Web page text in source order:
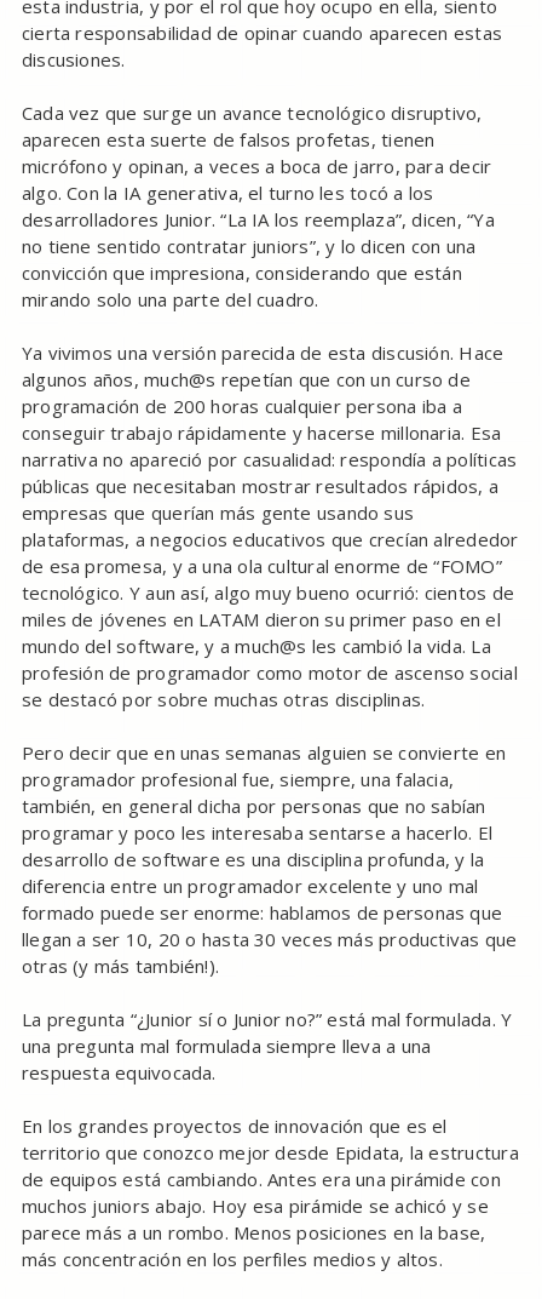
esta industria, y por el rol que hoy ocupo en ella, siento
cierta responsabilidad de opinar cuando aparecen estas
discusiones.
Cada vez que surge un avance tecnológico disruptivo,
aparecen esta suerte de falsos profetas, tienen
micrófono y opinan, a veces a boca de jarro, para decir
algo. Con la IA generativa, el turno les tocó a los
desarrolladores Junior. “La IA los reemplaza”, dicen, “Ya
no tiene sentido contratar juniors”, y lo dicen con una
convicción que impresiona, considerando que están
mirando solo una parte del cuadro.
Ya vivimos una versión parecida de esta discusión. Hace
algunos años, much@s repetían que con un curso de
programación de 200 horas cualquier persona iba a
conseguir trabajo rápidamente y hacerse millonaria. Esa
narrativa no apareció por casualidad: respondía a políticas
públicas que necesitaban mostrar resultados rápidos, a
empresas que querían más gente usando sus
plataformas, a negocios educativos que crecían alrededor
de esa promesa, y a una ola cultural enorme de “FOMO”
tecnológico. Y aun así, algo muy bueno ocurrió: cientos de
miles de jóvenes en LATAM dieron su primer paso en el
mundo del software, y a much@s les cambió la vida. La
profesión de programador como motor de ascenso social
se destacó por sobre muchas otras disciplinas.
Pero decir que en unas semanas alguien se convierte en
programador profesional fue, siempre, una falacia,
también, en general dicha por personas que no sabían
programar y poco les interesaba sentarse a hacerlo. El
desarrollo de software es una disciplina profunda, y la
diferencia entre un programador excelente y uno mal
formado puede ser enorme: hablamos de personas que
llegan a ser 10, 20 o hasta 30 veces más productivas que
otras (y más también!).
La pregunta “¿Junior sí o Junior no?” está mal formulada. Y
una pregunta mal formulada siempre lleva a una
respuesta equivocada.
En los grandes proyectos de innovación que es el
territorio que conozco mejor desde Epidata, la estructura
de equipos está cambiando. Antes era una pirámide con
muchos juniors abajo. Hoy esa pirámide se achicó y se
parece más a un rombo. Menos posiciones en la base,
más concentración en los perfiles medios y altos.